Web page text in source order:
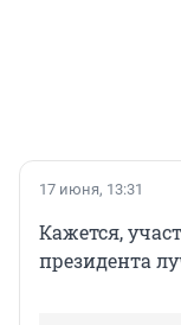
17 июня, 13:31
Кажется,
президента